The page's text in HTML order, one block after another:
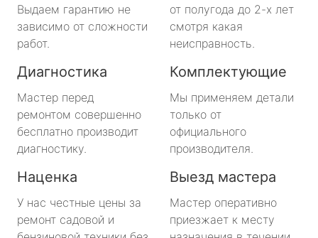
Выдаем гарантию не
зависимо от сложности
работ.
от полугода до 2-х лет
смотря какая
неисправность.
Диагностика
Мастер перед
ремонтом совершенно
бесплатно производит
диагностику.
Комплектующие
Мы применяем детали
только от
официального
производителя.
Наценка
У нас честные цены за
ремонт садовой и
Выезд мастера
Мастер оперативно
приезжает к месту